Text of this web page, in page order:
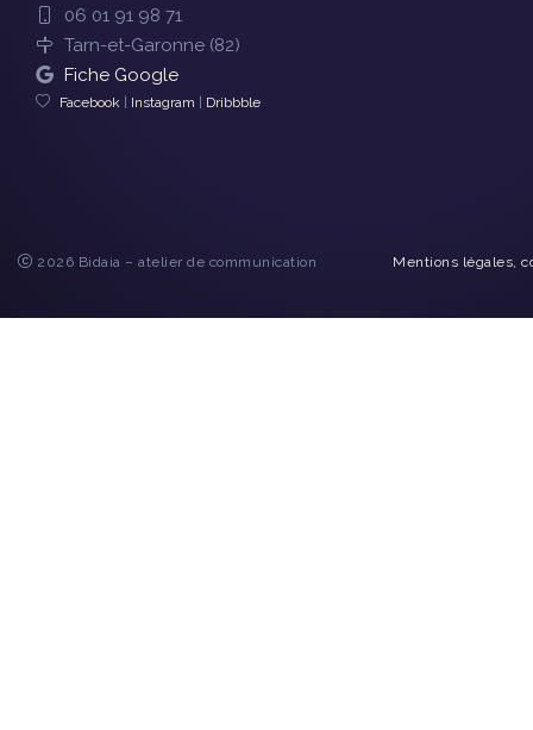
06 01 91 98 71
Tarn-et-Garonne (82)
Fiche Google
Facebook | Instagram | Dribbble
2026 Bidaia – atelier de communication